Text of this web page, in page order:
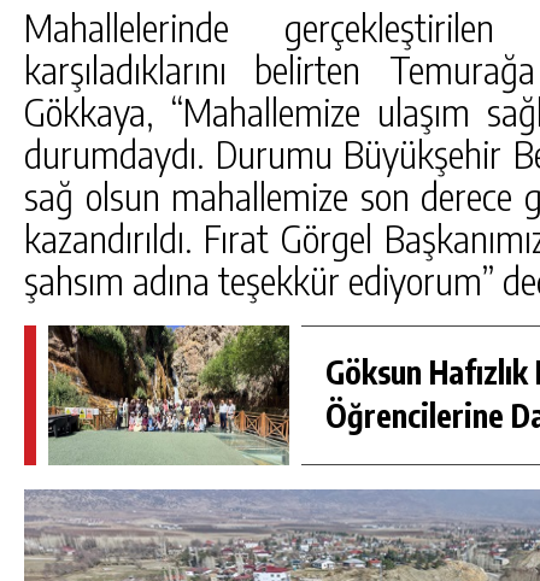
Mahallelerinde gerçekleştirilen
karşıladıklarını belirten
Gökkaya, “Mahallemize ulaşım
durumdaydı. Durumu Büyükşehir
sağ olsun mahallemize son derece
kazandırıldı. Fırat Görgel
şahsım adına teşekkür ediyorum”
Göksun Hafızlık
Öğrencilerine